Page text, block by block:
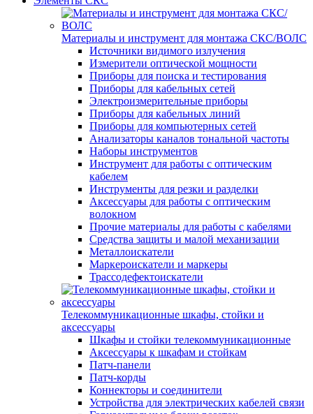
Материалы и инструмент для монтажа СКС/ВОЛС
Источники видимого излучения
Измерители оптической мощности
Приборы для поиска и тестирования
Приборы для кабельных сетей
Электроизмерительные приборы
Приборы для кабельных линий
Приборы для компьютерных сетей
Анализаторы каналов тональной частоты
Наборы инструментов
Инструмент для работы с оптическим
кабелем
Инструменты для резки и разделки
Аксессуары для работы с оптическим
волокном
Прочие материалы для работы с кабелями
Средства защиты и малой механизации
Металлоискатели
Маркероискатели и маркеры
Трассодефектоискатели
Телекоммуникационные шкафы, стойки и
аксессуары
Шкафы и стойки телекоммуникационные
Аксессуары к шкафам и стойкам
Патч-панели
Патч-корды
Коннекторы и соединители
Устройства для электрических кабелей связи